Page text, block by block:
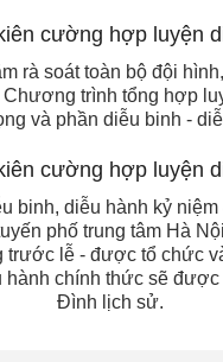
rà soát toàn bộ đội
trình tổng hợp
và phần diễu binh -
diễu hành kỷ
phố trung tâm Hà
lễ - được tổ chức
chính thức sẽ
Đình lịch sử.